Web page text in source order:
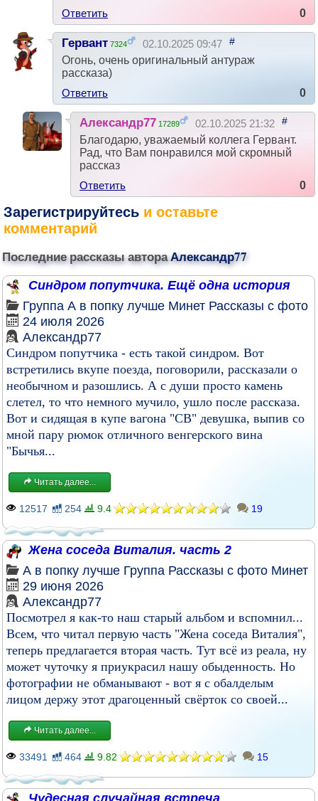
Ответить
0
Гервант 7324 02.10.2025 09:47 #
Огонь, очень оригинальный антураж
рассказа)
Ответить
0
Александр77 17289 02.10.2025 21:32 #
Благодарю, уважаемый коллега Гервант.
Рад, что Вам понравился мой скромный
рассказ
Ответить
0
Зарегистрируйтесь и оставьте
комментарий
Последние рассказы автораАлександр77
Синдром попутчика. Ещё одна история
Группа А в попку лучше Минет Рассказы с фото
24 июля 2026
Александр77
Синдром попутчика - есть такой синдром. Вот
встретились вкупе поезда, поговорили, рассказали о
необычном и разошлись. А с души просто камень
слетел, то что немного мучило, ушло после рассказа.
Вот и сидящая в купе вагона "СВ" девушка, выпив со
мной пару рюмок отличного венгерского вина
"Бычья...
Читать далее...
12517 254 9.4 19
Жена соседа Виталия. часть 2
А в попку лучше Группа Рассказы с фото Минет
29 июня 2026
Александр77
Посмотрел я как-то наш старый альбом и вспомнил...
Всем, что читал первую часть "Жена соседа Виталия",
теперь предлагается вторая часть. Тут всё из реала, ну
может чуточку я приукрасил нашу обыденность. Но
фотографии не обманывают - вот я с обалделым
лицом держу этот драгоценный свёрток со своей...
Читать далее...
33491 464 9.82 15
Чудесная случайная встреча